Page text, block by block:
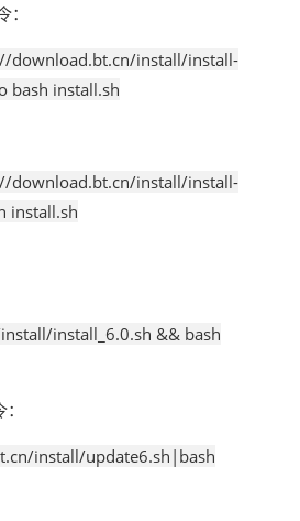
download.bt.cn/install/install-
bash install.sh
download.bt.cn/install/install-
install.sh
install_6.0.sh && bash
install/update6.sh|bash